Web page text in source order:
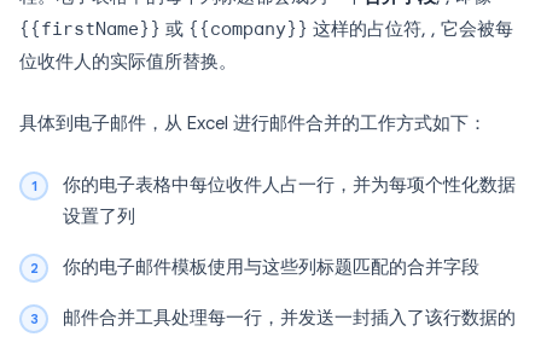
{{firstName}} 或 {{company}} 这样的占位符, , 它会被每
位收件人的实际值所替换。
具体到电子邮件，从 Excel 进行邮件合并的工作方式如下：
你的电子表格中每位收件人占一行，并为每项个性化数据
设置了列
你的电子邮件模板使用与这些列标题匹配的合并字段
邮件合并工具处理每一行，并发送一封插入了该行数据的